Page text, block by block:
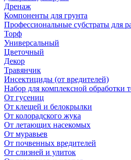
Дренаж
Компоненты для грунта
Профессиональные субстраты для
Торф
Универсальный
Цветочный
Декор
Травянчик
Инсектициды (от вредителей)
Набор для комплексной обработки
От гусениц
От клещей и белокрылки
От колорадского жука
От летающих насекомых
От муравьев
От почвенных вредителей
От слизней и улиток